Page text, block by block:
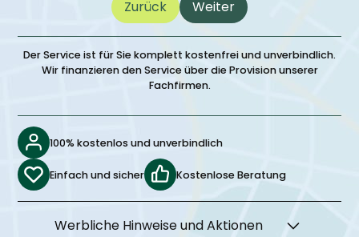
Zurück
Weiter
Der Service ist für Sie komplett kostenfrei und unverbindlich.
Wir finanzieren den Service über die Provision unserer
Fachfirmen.
100% kostenlos und unverbindlich
Einfach und sicher Kostenlose Beratung
Werbliche Hinweise und Aktionen